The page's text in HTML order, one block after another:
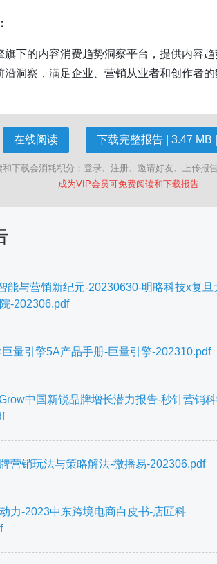
旗下的内容消费趋势洞察平台，提供内容
沿洞察，满足企业、营销从业者和创作者
在线阅读 下载完整报告 | 3.47 MB
和下载会消耗积分；登录、注册、邀请好友、上传报
成为VIP会员可免费阅读和下载报告
能与营销新纪元-20230630-明略科技x复旦
-202306.pdf
量引擎5A产品手册-巨量引擎-202310.pdf
中国新锐品牌增长潜力报告-秒针营销
营销玩法与策略解法-微播易-202306.pdf
力-2023中东跨境电商白皮书-店匠科